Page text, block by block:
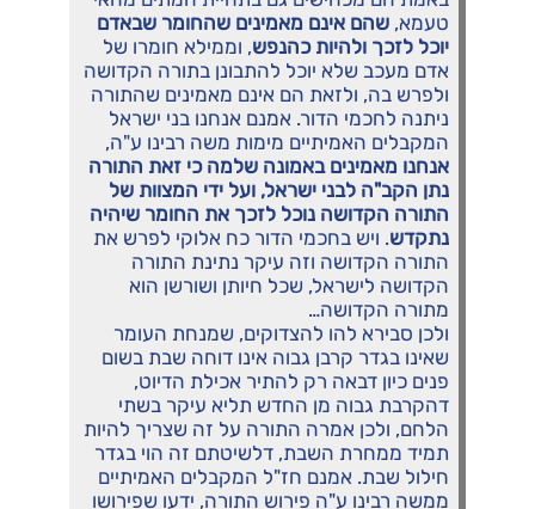
טעמא, שהם אינם מאמינים שהחומר שבאדם
יוכל לזכך ולהיות כהנפש, וממילא חומרו של
אדם מעכב שלא יוכל להתבונן בתורה הקדושה
ולפרש בה, ולזאת הם אינם מאמינים שהתורה
ניתנה לחכמי הדור. אמנם אנחנו בני ישראל
המקבלים האמיתיים מימות משה רבינו ע"ה,
אנחנו מאמינים באמונה שלמה כי זאת התורה
נתן הקב"ה לבני ישראל, ועל ידי המצוות של
התורה הקדושה נוכל לזכך את החומר שיהיה
נתקדש. ויש בחכמי הדור כח אלוקי לפרש את
התורה הקדושה וזה עיקר נתינת התורה
הקדושה לישראל, שכל חיותן ושורשן הוא
מתורה הקדושה…
ולכן סבירא להו להצדוקים, שמנחת העומר
שאינו בגדר קרבן גבוה אינו דוחה שבת בשום
פנים כיון דבאה רק להתיר אכילת הדיוט,
דהקרבת גבוה מן החדש תליא עיקר בשתי
הלחם, ולכן אמרה התורה על זה שצריך להיות
תמיד ממחרת השבת, דלשיטתם זה הוי בגדר
חילול שבת. אמנם חז"ל המקבלים האמיתיים
ממשה רבינו ע"ה פירוש התורה, ידעו שפירושו